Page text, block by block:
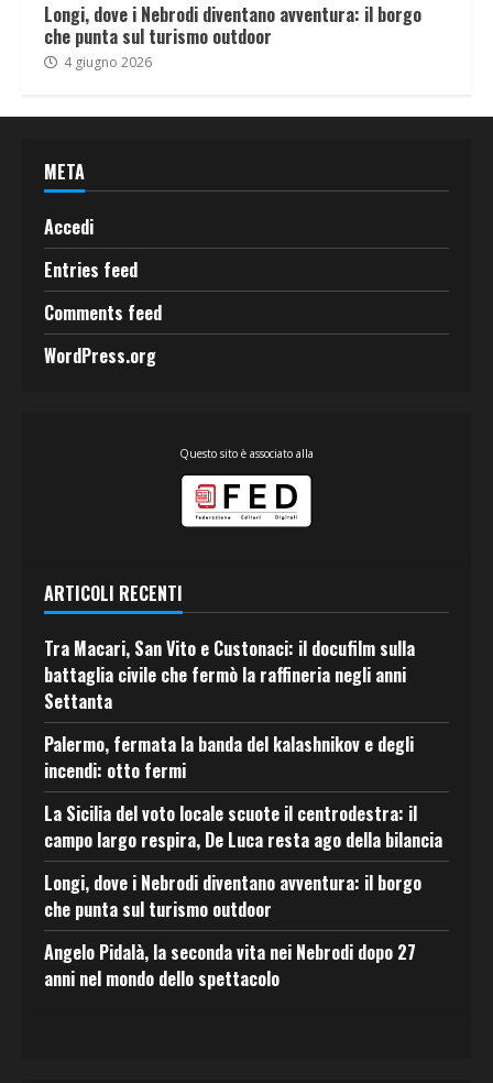
Longi, dove i Nebrodi diventano avventura: il borgo
che punta sul turismo outdoor
4 giugno 2026
META
Accedi
Entries feed
Comments feed
WordPress.org
Questo sito è associato alla
ARTICOLI RECENTI
Tra Macari, San Vito e Custonaci: il docufilm sulla
battaglia civile che fermò la raffineria negli anni
Settanta
Palermo, fermata la banda del kalashnikov e degli
incendi: otto fermi
La Sicilia del voto locale scuote il centrodestra: il
campo largo respira, De Luca resta ago della bilancia
Longi, dove i Nebrodi diventano avventura: il borgo
che punta sul turismo outdoor
Angelo Pidalà, la seconda vita nei Nebrodi dopo 27
anni nel mondo dello spettacolo